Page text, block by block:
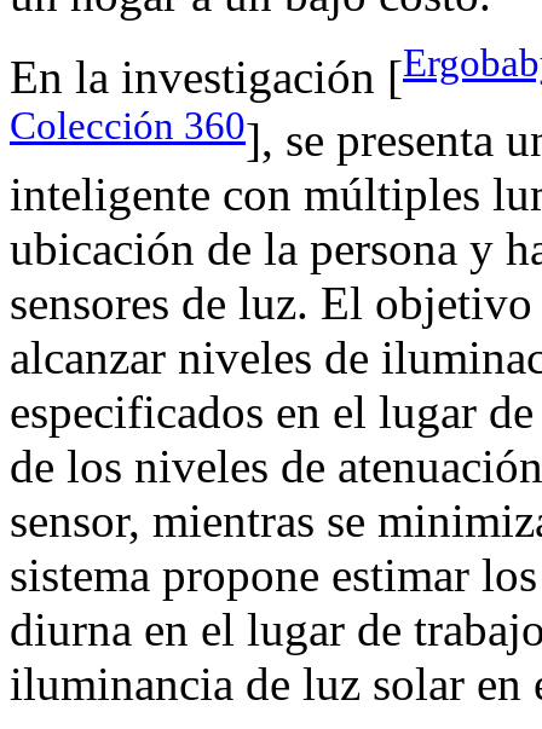
En la investigación [
Colección 360], se presenta
inteligente con múltiples
ubicación de la persona y
sensores de luz. El
alcanzar niveles de
especificados en el lugar
de los niveles de
sensor, mientras se
sistema propone estimar
diurna en el lugar de
iluminancia de luz solar en